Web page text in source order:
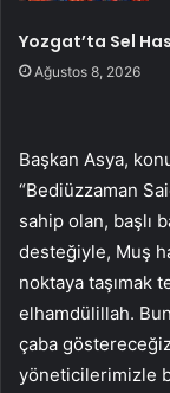
Yozgat’ta Sel
Ağustos 8, 2026
Başkan Asya,
“Bediüzzaman
sahip olan, başlı
desteğiyle, Muş
noktaya taşımak
elhamdülillah.
çaba
yöneticilerimizle